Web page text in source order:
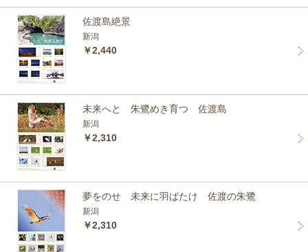
佐渡島絶景
新潟
￥2,440
未来へと 朱鷺めき育つ 佐渡島
新潟
￥2,310
夢をのせ 未来に羽ばたけ 佐渡の朱鷺
新潟
￥2,310